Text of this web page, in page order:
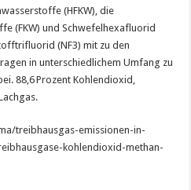
(HFKW), die
(FKW) und Schwefelhexafluorid
(NF3) mit zu den
in unterschiedlichem Umfang zu
88,6 Prozent Kohlendioxid,
treibhausgas-emissionen-in-
kohlendioxid-methan-